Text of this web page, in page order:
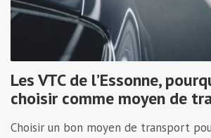
Les VTC de l’Essonne,
choisir comme moyen de
Choisir un bon moyen de transport